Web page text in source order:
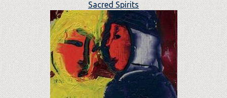
Sacred Spirits